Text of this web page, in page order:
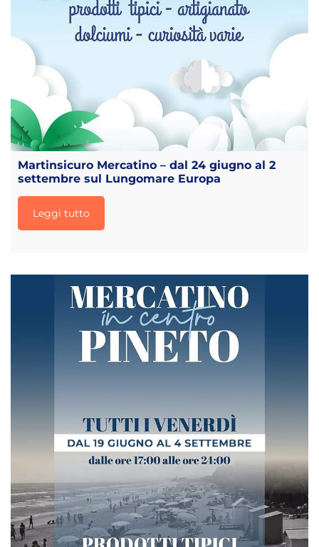
Martinsicuro Mercatino – dal 24 giugno al 2
settembre sul Lungomare Europa
Leggi tutto